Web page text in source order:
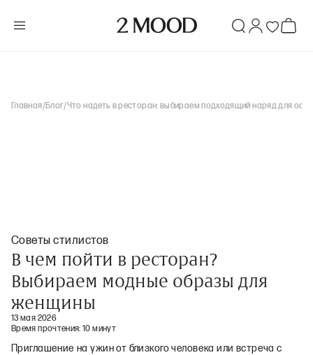
Главная/Блог/Что надеть в ресторан: выбираем подходящий наряд для
Советы стилистов
В чем пойти в ресторан?
Выбираем модные образы для
женщины
13 мая 2026
Время прочтения:10 минут
Приглашение на ужин от близкого человека или встреча с